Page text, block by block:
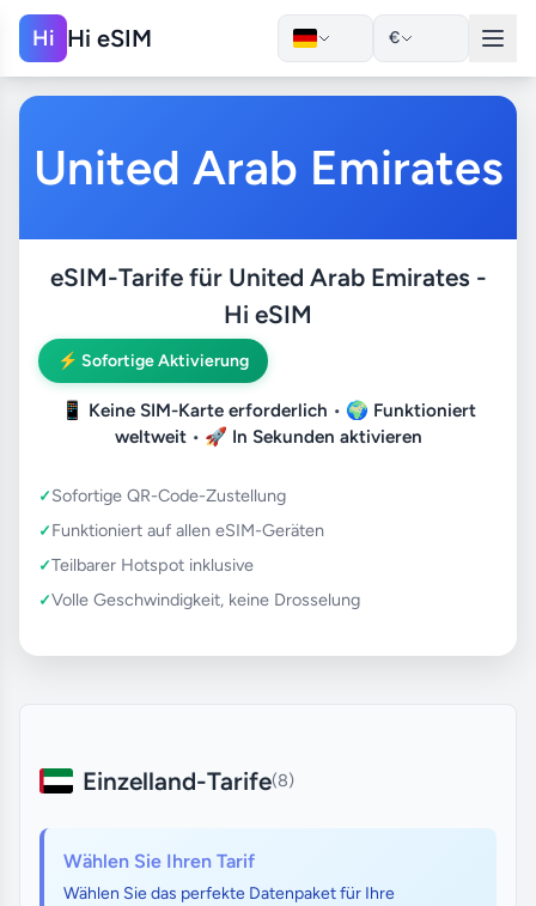
Hi Hi eSIM €
United Arab Emirates
eSIM-Tarife für United Arab Emirates -
Hi eSIM
⚡ Sofortige Aktivierung
📱 Keine SIM-Karte erforderlich • 🌍 Funktioniert
weltweit• 🚀 In Sekunden aktivieren
Sofortige QR-Code-Zustellung
Funktioniert auf allen eSIM-Geräten
Teilbarer Hotspot inklusive
Volle Geschwindigkeit, keine Drosselung
Einzelland-Tarife(8)
Wählen Sie Ihren Tarif
Wählen Sie das perfekte Datenpaket für Ihre